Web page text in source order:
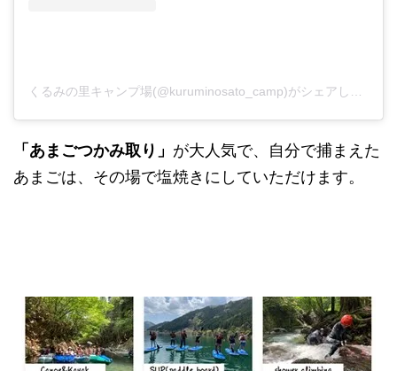
くるみの里キャンプ場(@kuruminosato_camp)がシェアした投稿
「あまごつかみ取り」 が大人気で、自分で捕まえた
あまごは、その場で塩焼きにしていただけます。